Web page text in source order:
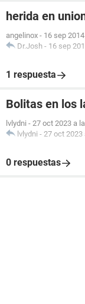
herida en
angelinox - 16 sep
Dr.Josh - 16 sep
1 respuesta
Bolitas en los
lvlydni - 27 oct 2023 a
lvlydni - 27 oct 2023
0 respuestas